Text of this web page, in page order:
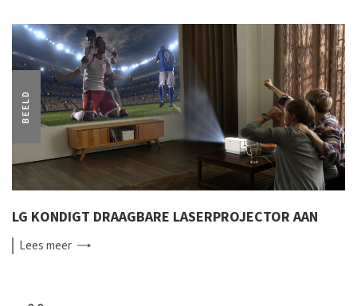
BEELD
LG KONDIGT DRAAGBARE LASERPROJECTOR AAN
Leesmeer